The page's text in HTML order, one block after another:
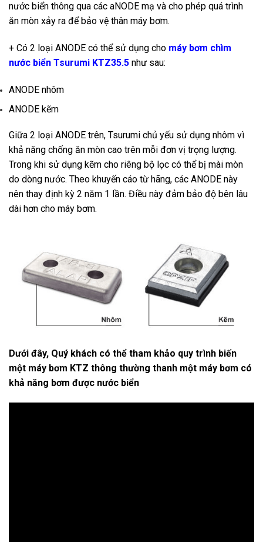
nước biển thông qua các aNODE mạ và cho phép quá trình
ăn mòn xảy ra để bảo vệ thân máy bơm.
+ Có 2 loại ANODE có thể sử dụng cho máy bơm chìm
nước biển Tsurumi KTZ35.5 như sau:
ANODE nhôm
ANODE kẽm
Giữa 2 loại ANODE trên, Tsurumi chủ yếu sử dụng nhôm vì
khả năng chống ăn mòn cao trên mỗi đơn vị trọng lượng.
Trong khi sử dụng kẽm cho riêng bộ lọc có thể bị mài mòn
do dòng nước. Theo khuyến cáo từ hãng, các ANODE này
nên thay định kỳ 2 năm 1 lần. Điều này đảm bảo độ bên lâu
dài hơn cho máy bơm.
Dưới đây, Quý khách có thể tham khảo quy trình biến
một máy bơm KTZ thông thường thanh một máy bơm có
khả năng bơm được nước biển